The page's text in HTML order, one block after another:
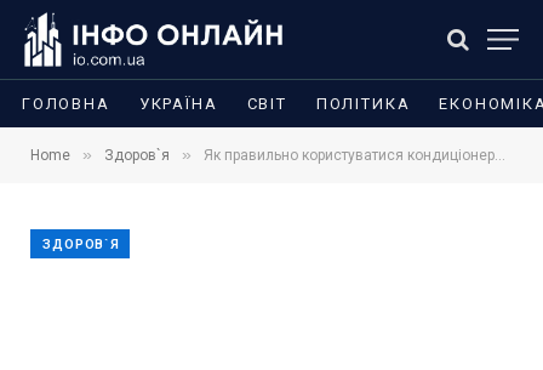
ГОЛОВНА УКРАЇНА СВІТ ПОЛІТИКА
Home » Здоров`я » Як правильно користуватися кондиціонером у спеку, щоб не застудитися
ЗДОРОВ`Я